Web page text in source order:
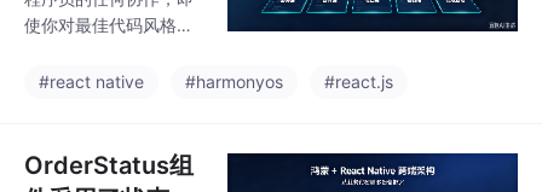
s)：这一函数允许你动
态执行 Python 代码
组模态 + 分组管
使你对最佳代码风格指
也应该坚持遵守 PEP
ython 编写的 Lisp 方
言。有.hy扩展名的模块
#react native #harmonyos #react.js
OrderStatus组